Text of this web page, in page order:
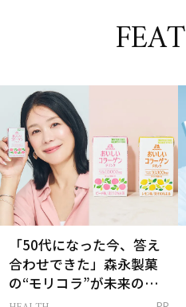
「50代になった今、答え
合わせできた」森永製菓
の“モリコラ”が未来のキ
レイを連れてくる！